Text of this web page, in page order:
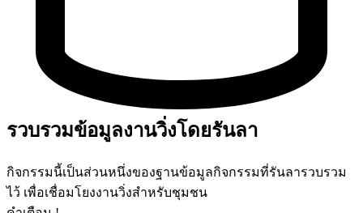
รวบรวมข้อมูลงานวิ่งโดยรันลา
กิจกรรมนี้เป็นส่วนหนึ่งของฐานข้อมูลกิจกรรมที่รันลารวบรวม
ไว้ เพื่อเชื่อมโยงงานวิ่งสำหรับชุมชน